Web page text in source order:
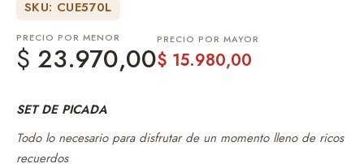
SKU: CUE570L
PRECIO POR MENOR
$ 23.970,00
PRECIO POR MAYOR
$ 15.980,00
SET DE PICADA
Todo lo necesario para disfrutar de un momento lleno de ricos
recuerdos